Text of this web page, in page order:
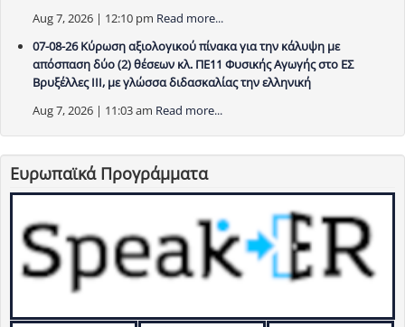
Aug 7, 2026 | 12:10 pm Read more...
07-08-26 Κύρωση αξιολογικού πίνακα για την κάλυψη με
απόσπαση δύο (2) θέσεων κλ. ΠΕ11 Φυσικής Αγωγής στο ΕΣ
Βρυξέλλες ΙΙΙ, με γλώσσα διδασκαλίας την ελληνική
Aug 7, 2026 | 11:03 am Read more...
Ευρωπαϊκά Προγράμματα